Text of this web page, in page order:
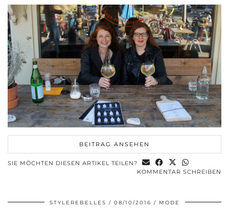
BEITRAG ANSEHEN
SIE MÖCHTEN DIESEN ARTIKEL TEILEN?
KOMMENTAR SCHREIBEN
STYLEREBELLES 08/10/2016 MODE